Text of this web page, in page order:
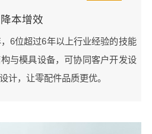
本增效
6位超过6年以上行业经验的技能
与模具设备，可协同客户开发设
计，让零配件品质更优。